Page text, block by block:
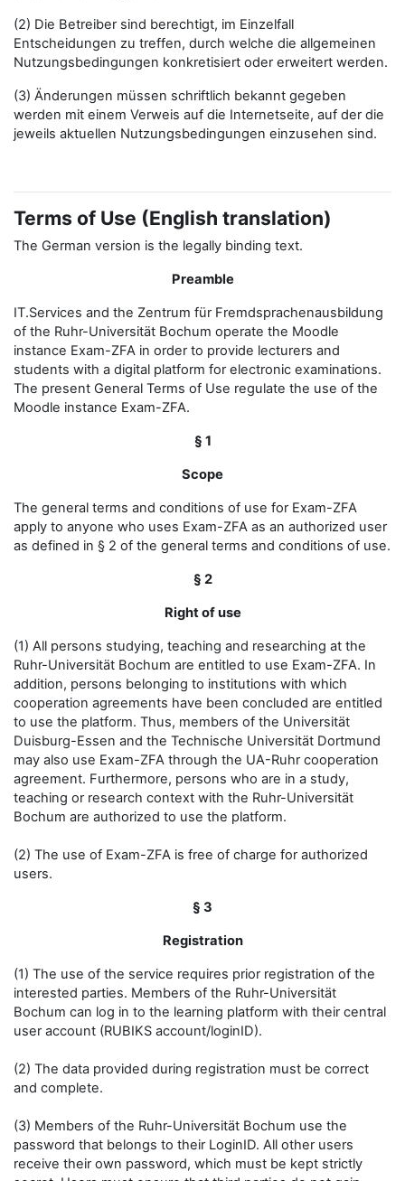
(2) Die Betreiber sind berechtigt, im Einzelfall
Entscheidungen zu treffen, durch welche die allgemeinen
Nutzungsbedingungen konkretisiert oder erweitert werden.
(3) Änderungen müssen schriftlich bekannt gegeben
werden mit einem Verweis auf die Internetseite, auf der die
jeweils aktuellen Nutzungsbedingungen einzusehen sind.
Terms of Use (English translation)
The German version is the legally binding text.
Preamble
IT.Services and the Zentrum für Fremdsprachenausbildung
of the Ruhr-Universität Bochum operate the Moodle
instance Exam-ZFA in order to provide lecturers and
students with a digital platform for electronic examinations.
The present General Terms of Use regulate the use of the
Moodle instance Exam-ZFA.
§ 1
Scope
The general terms and conditions of use for Exam-ZFA
apply to anyone who uses Exam-ZFA as an authorized user
as defined in § 2 of the general terms and conditions of use.
§ 2
Right of use
(1) All persons studying, teaching and researching at the
Ruhr-Universität Bochum are entitled to use Exam-ZFA. In
addition, persons belonging to institutions with which
cooperation agreements have been concluded are entitled
to use the platform. Thus, members of the Universität
Duisburg-Essen and the Technische Universität Dortmund
may also use Exam-ZFA through the UA-Ruhr cooperation
agreement. Furthermore, persons who are in a study,
teaching or research context with the Ruhr-Universität
Bochum are authorized to use the platform.
(2) The use of Exam-ZFA is free of charge for authorized
users.
§ 3
Registration
(1) The use of the service requires prior registration of the
interested parties. Members of the Ruhr-Universität
Bochum can log in to the learning platform with their central
user account (RUBIKS account/loginID).
(2) The data provided during registration must be correct
and complete.
(3) Members of the Ruhr-Universität Bochum use the
password that belongs to their LoginID. All other users
receive their own password, which must be kept strictly